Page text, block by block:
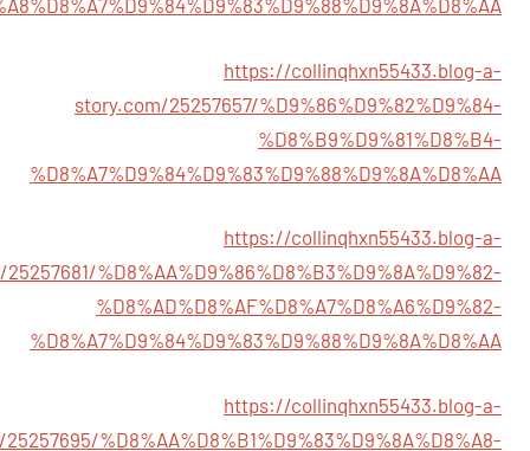
https://collinqhxn55433.blog-a-
story.com/25257657/%D9%86%D9%82%D9%84-
%D8%B9%D9%81%D8%B4-
%D8%A7%D9%84%D9%83%D9%88%D9%8A%D8%AA
https://collinqhxn55433.blog-a-
%D8%AA%D9%86%D8%B3%D9%8A%D9%82-
%D8%AD%D8%AF%D8%A7%D8%A6%D9%82-
%D8%A7%D9%84%D9%83%D9%88%D9%8A%D8%AA
https://collinqhxn55433.blog-a-
%D8%AA%D8%B1%D9%83%D9%8A%D8%A8-